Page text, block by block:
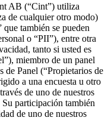
AB (“Cint”) utiliza
de cualquier otro modo)
que también se pueden
o “PII”), entre otra
tanto si usted es
miembro de un panel
de Panel (“Propietarios de
a una encuesta u otro
de uno de nuestros
participación también
de uno de nuestros